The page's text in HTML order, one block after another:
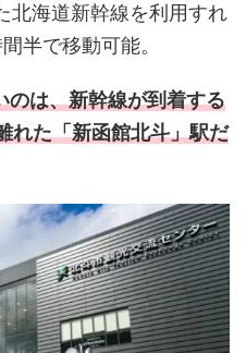
北海道新幹線を利用すれ
半で移動可能。
のは、新幹線が到着する
れた「新函館北斗」駅だ